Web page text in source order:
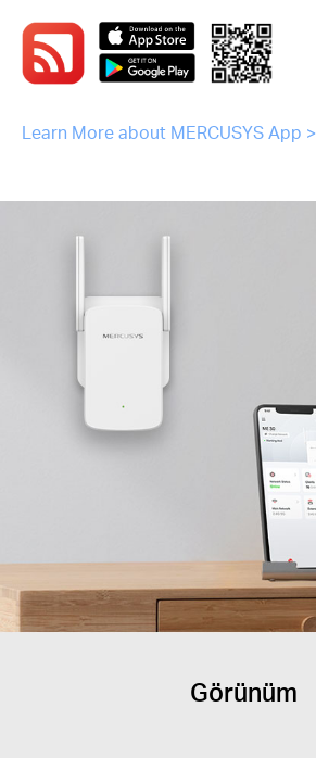
Learn More about MERCUSYS App >
Görünüm